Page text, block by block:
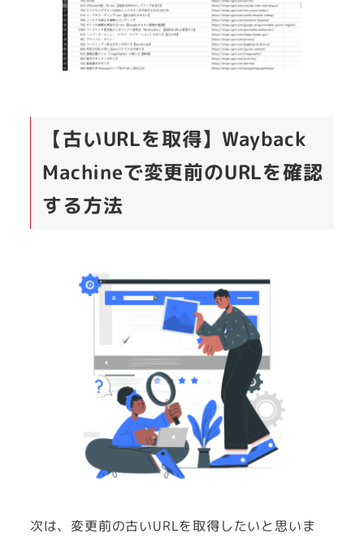
【古いURLを取得】Wayback
Machineで変更前のURLを確認
する方法
次は、変更前の古いURLを取得したいと思いま